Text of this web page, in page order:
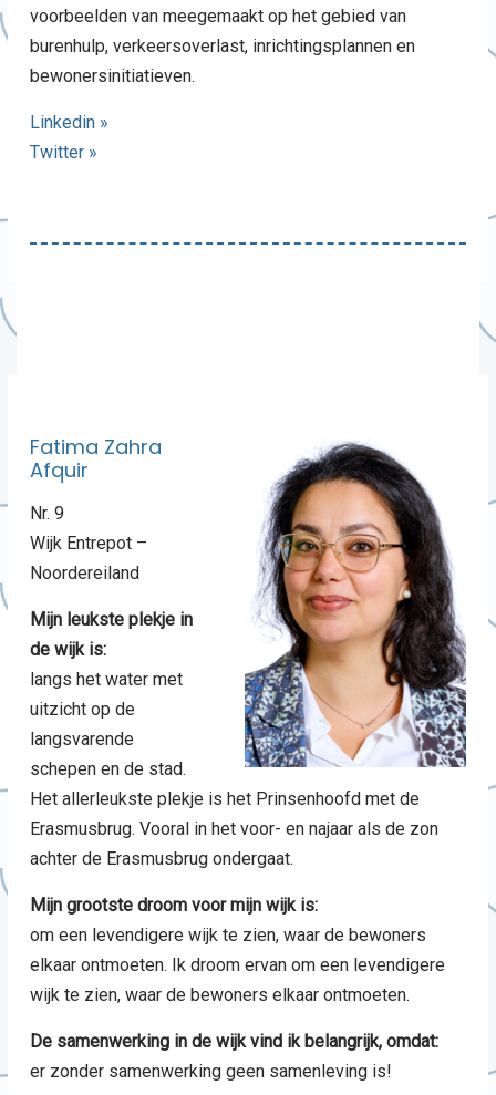
voorbeelden van meegemaakt op het gebied van
burenhulp, verkeersoverlast, inrichtingsplannen en
bewonersinitiatieven.
Linkedin »
Twitter »
Fatima Zahra
Afquir
Nr. 9
Wijk Entrepot –
Noordereiland
Mijn leukste plekje in
de wijk is:
langs het water met
uitzicht op de
langsvarende
schepen en de stad.
Het allerleukste plekje is het Prinsenhoofd met de
Erasmusbrug. Vooral in het voor- en najaar als de zon
achter de Erasmusbrug ondergaat.
Mijn grootste droom voor mijn wijk is:
om een levendigere wijk te zien, waar de bewoners
elkaar ontmoeten. Ik droom ervan om een levendigere
wijk te zien, waar de bewoners elkaar ontmoeten.
De samenwerking in de wijk vind ik belangrijk, omdat:
er zonder samenwerking geen samenleving is!